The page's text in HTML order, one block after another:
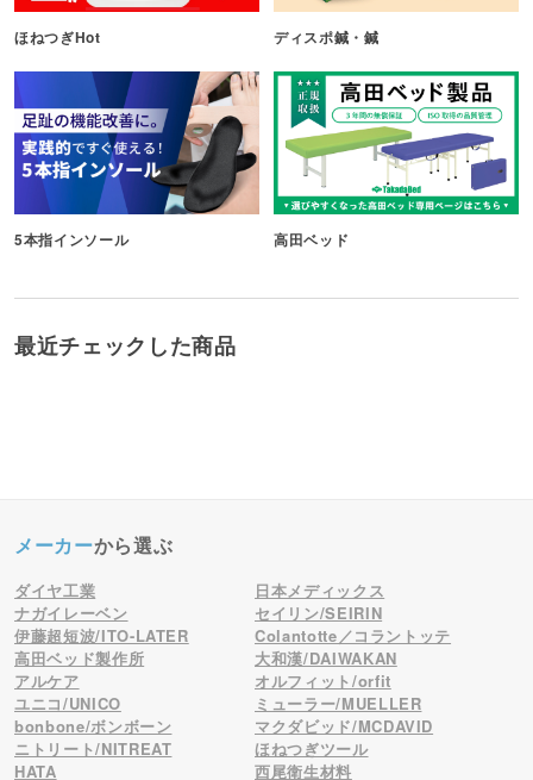
ほねつぎHot ディスポ鍼・鍼
5本指インソール 高田ベッド
最近チェックした商品
メーカーから選ぶ
ダイヤ工業
日本メディックス
ナガイレーベン
セイリン/SEIRIN
伊藤超短波/ITO-LATER
Colantotte／コラントッテ
高田ベッド製作所
大和漢/DAIWAKAN
アルケア
オルフィット/orfit
ユニコ/UNICO
ミューラー/MUELLER
bonbone/ボンボーン
マクダビッド/MCDAVID
ニトリート/NITREAT
ほねつぎツール
HATA
西尾衛生材料